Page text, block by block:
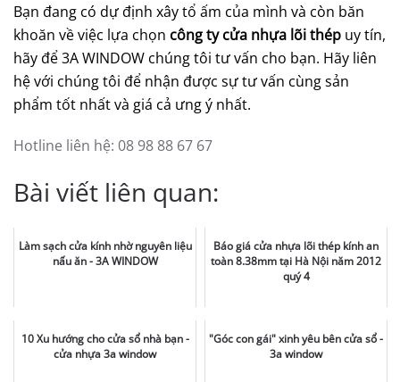
Bạn đang có dự định xây tổ ấm của mình và còn băn
khoăn về việc lựa chọn công ty cửa nhựa lõi thép uy tín,
hãy để3A WINDOW chúng tôi tư vấn cho bạn. Hãy liên
hệ với chúng tôi để nhận được sự tư vấn cùng sản
phẩm tốt nhất và giá cả ưng ý nhất.
Hotline liên hệ: 08 98 88 67 67
Bài viết liên quan:
Làm sạch cửa kính nhờ nguyên liệu
nấu ăn - 3A WINDOW
Báo giá cửa nhựa lõi thép kính an
toàn 8.38mm tại Hà Nội năm 2012
quý 4
10 Xu hướng cho cửa sổ nhà bạn -
cửa nhựa 3a window
"Góc con gái" xinh yêu bên cửa sổ -
3a window